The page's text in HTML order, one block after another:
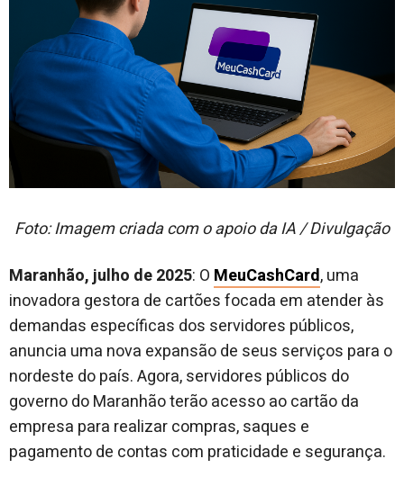
Foto: Imagem criada com o apoio da IA / Divulgação
Maranhão, julho de 2025: O MeuCashCard, uma
inovadora gestora de cartões focada em atender às
demandas específicas dos servidores públicos,
anuncia uma nova expansão de seus serviços para o
nordeste do país. Agora, servidores públicos do
governo do Maranhão terão acesso ao cartão da
empresa para realizar compras, saques e
pagamento de contas com praticidade e segurança.